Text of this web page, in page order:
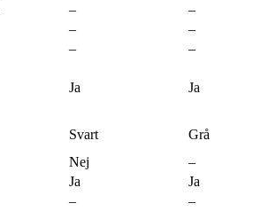
–
–
–
–
–
–
Ja
Ja
Svart
Grå
Nej
–
Ja
Ja
–
–